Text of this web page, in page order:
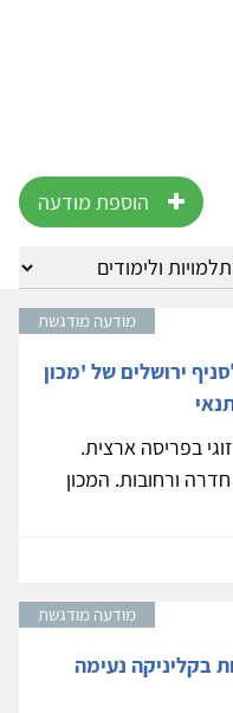
הוספת מודעה
מודעה מודגשת
ירושלים של 'מכון
בפריסה ארצית.
ורחובות. המכון
מודעה מודגשת
בקליניקה נעימה